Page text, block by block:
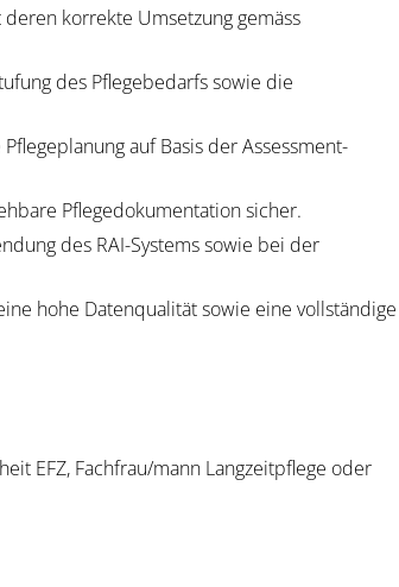
korrekte Umsetzung gemäss
des Pflegebedarfs sowie die
auf Basis der Assessment-
Pflegedokumentation sicher.
des RAI-Systems sowie bei der
hohe Datenqualität sowie eine vollständige
EFZ, Fachfrau/mann Langzeitpflege oder